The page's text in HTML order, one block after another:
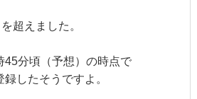
超えました。
45分頃（予想）の時点で
したそうですよ。